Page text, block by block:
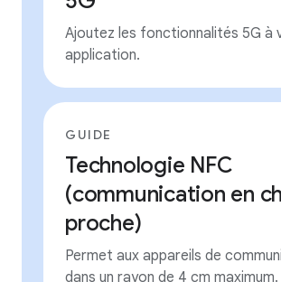
Ajoutez les fonctionnalités 5G à
application.
GUIDE
Technologie NFC
(communication en
proche)
Permet aux appareils de
dans un rayon de 4 cm maximum.